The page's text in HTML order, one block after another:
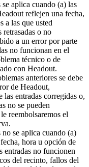
aplica cuando (a) las
reflejen una fecha,
a las que usted
retrasadas o no
a un error por parte
no funcionan en el
técnico o de
con Headout.
anteriores se debe
de Headout,
las entradas corregidas o,
no se pueden
reembolsaremos el
se aplica cuando (a)
hora u opción de
entradas no funcionen
del recinto, fallos del